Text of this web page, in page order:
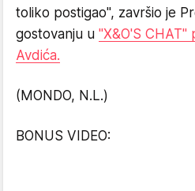
toliko postigao", završio je
gostovanju u "X&O'S
Avdića.
(MONDO, N.L.)
BONUS VIDEO: